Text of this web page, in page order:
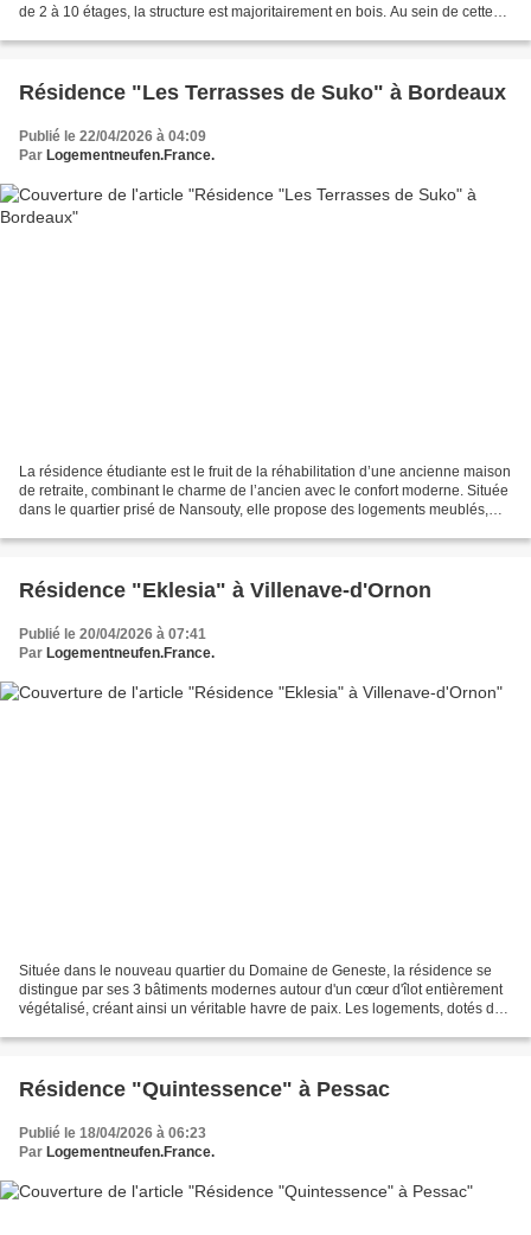
de 2 à 10 étages, la structure est majoritairement en bois. Au sein de cette
Résidence "Les Terrasses de Suko" à Bordeaux
Publié le 22/04/2026 à 04:09
Par Logementneufen.France.
La résidence étudiante est le fruit de la réhabilitation d’une ancienne maison
de retraite, combinant le charme de l’ancien avec le confort moderne. Située
dans le quartier prisé de Nansouty, elle propose des logements meublés,
Résidence "Eklesia" à Villenave-d'Ornon
Publié le 20/04/2026 à 07:41
Par Logementneufen.France.
Située dans le nouveau quartier du Domaine de Geneste, la résidence se
distingue par ses 3 bâtiments modernes autour d'un cœur d'îlot entièrement
végétalisé, créant ainsi un véritable havre de paix. Les logements, dotés de
Résidence "Quintessence" à Pessac
Publié le 18/04/2026 à 06:23
Par Logementneufen.France.